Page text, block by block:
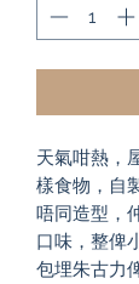
天氣咁熱，
樣食物，自
唔同造型，
口味，整俾
包埋朱古力